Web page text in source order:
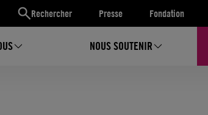
Rechercher Presse Fondation
NOUS SOUTENIR